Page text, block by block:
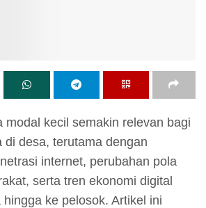
modal kecil semakin relevan bagi
di desa, terutama dengan
internet, perubahan pola
serta tren ekonomi digital
ke pelosok. Artikel ini